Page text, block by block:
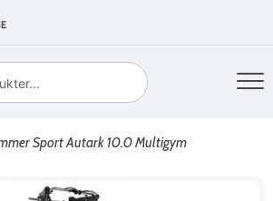
Sport Autark 10.0 Multigym